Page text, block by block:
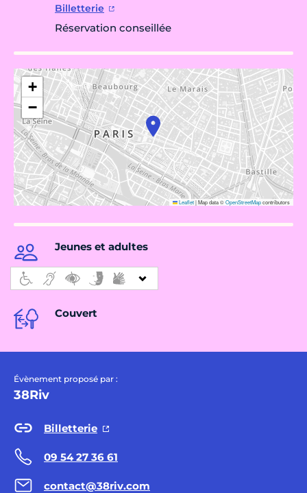
Billetterie
Réservation conseillée
+
−
Leaflet|Map data ©OpenStreetMapcontributors
Jeunes et adultes
Couvert
Évènement proposé par :
38Riv
Billetterie
09 54 27 36 61
contact@38riv.com